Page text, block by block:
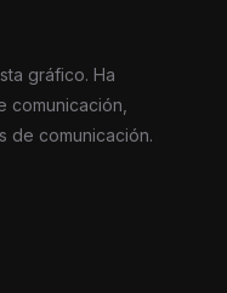
gráfico. Ha
comunicación,
de comunicación.